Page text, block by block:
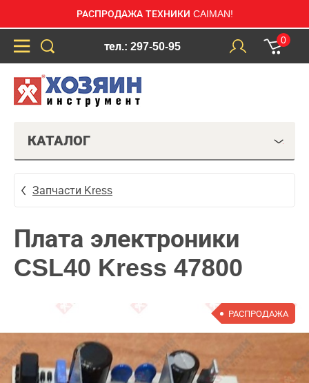
РАСПРОДАЖА ТЕХНИКИ CAIMAN!
тел.: 297-50-95
0
КАТАЛОГ
Запчасти Kress
Плата электроники
CSL40 Kress 47800
РАСПРОДАЖА